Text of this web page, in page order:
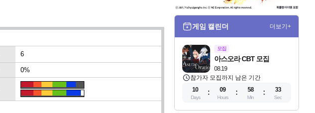
6
0%
게임 캘린더 더보기+
모집
08.19
아스오라 CBT 모집
참가자 모집까지 남은 기간
10
Days
09
Hours
58
Min
32
Sec